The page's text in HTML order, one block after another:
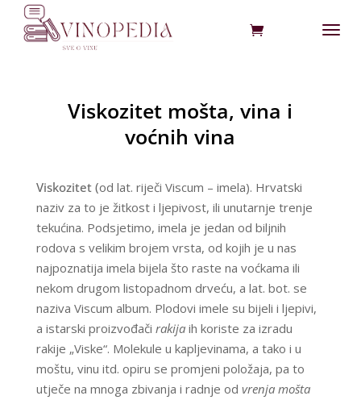
Viskozitet mošta, vina i
voćnih vina
Viskozitet (od lat. riječi Viscum – imela). Hrvatski
naziv za to je žitkost i ljepivost, ili unutarnje trenje
tekućina. Podsjetimo, imela je jedan od biljnih
rodova s velikim brojem vrsta, od kojih je u nas
najpoznatija imela bijela što raste na voćkama ili
nekom drugom listopadnom drveću, a lat. bot. se
naziva Viscum album. Plodovi imele su bijeli i ljepivi,
a istarski proizvođači rakijaih koriste za izradu
rakije „Viske“. Molekule u kapljevinama, a tako i u
moštu, vinu itd. opiru se promjeni položaja, pa to
utječe na mnoga zbivanja i radnje od vrenja mošta